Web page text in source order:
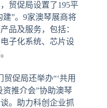
贸促局设置了195平
建”。9家澳琴展商将
品及服务，包括：
子化系统、芯片设
促局还举办“‘共用
推介会”协助澳琴
。助力科创企业抓